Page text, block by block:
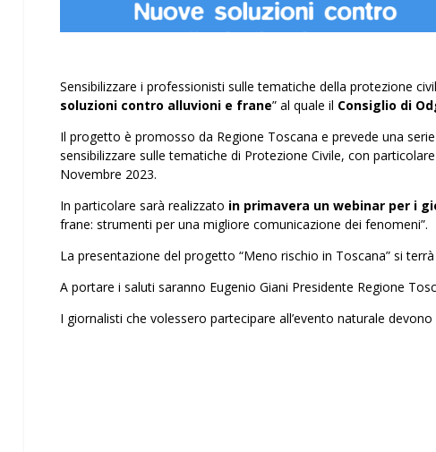
Sensibilizzare i professionisti sulle tematiche della protezione
soluzioni contro alluvioni e frane” al quale il Consiglio di
Il progetto è promosso da Regione Toscana e prevede una
sensibilizzare sulle tematiche di Protezione Civile, con
Novembre 2023.
In particolare sarà realizzato in primavera un webinar per i
frane: strumenti per una migliore comunicazione dei fenomeni”.
La presentazione del progetto “Meno rischio in Toscana” si terrà
A portare i saluti saranno Eugenio Giani Presidente Regione
I giornalisti che volessero partecipare all’evento naturale devono